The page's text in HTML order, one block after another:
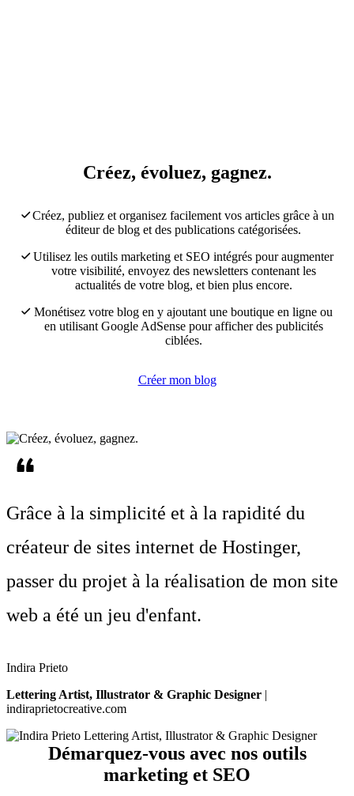
Créez, évoluez, gagnez.
Créez, publiez et organisez facilement vos articles grâce à un
éditeur de blog et des publications catégorisées.
Utilisez les outils marketing et SEO intégrés pour augmenter
votre visibilité, envoyez des newsletters contenant les
actualités de votre blog, et bien plus encore.
Monétisez votre blog en y ajoutant une boutique en ligne ou
en utilisant Google AdSense pour afficher des publicités
ciblées.
Créer mon blog
Grâce à la simplicité et à la rapidité du
créateur de sites internet de Hostinger,
passer du projet à la réalisation de mon site
web a été un jeu d'enfant.
Indira Prieto
Lettering Artist, Illustrator & Graphic Designer |
indiraprietocreative.com
Démarquez-vous avec nos outils
marketing et SEO